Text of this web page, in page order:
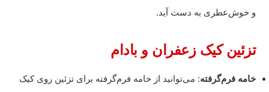
و خوش‌عطری به دست آید.
تزئین کیک زعفران و بادام
خامه فرم‌گرفته: می‌توانید از خامه فرم‌گرفته برای تزئین روی کیک